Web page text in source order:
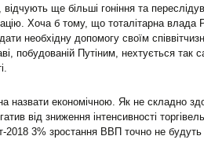
відчують ще більші гоніння та
Хоча б тому, що тоталітарна влада
необхідну допомогу своїм
побудованій Путіним, нехтується так
назвати економічною. Як не складно
від зниження інтенсивності
3% зростання ВВП точно не будуть